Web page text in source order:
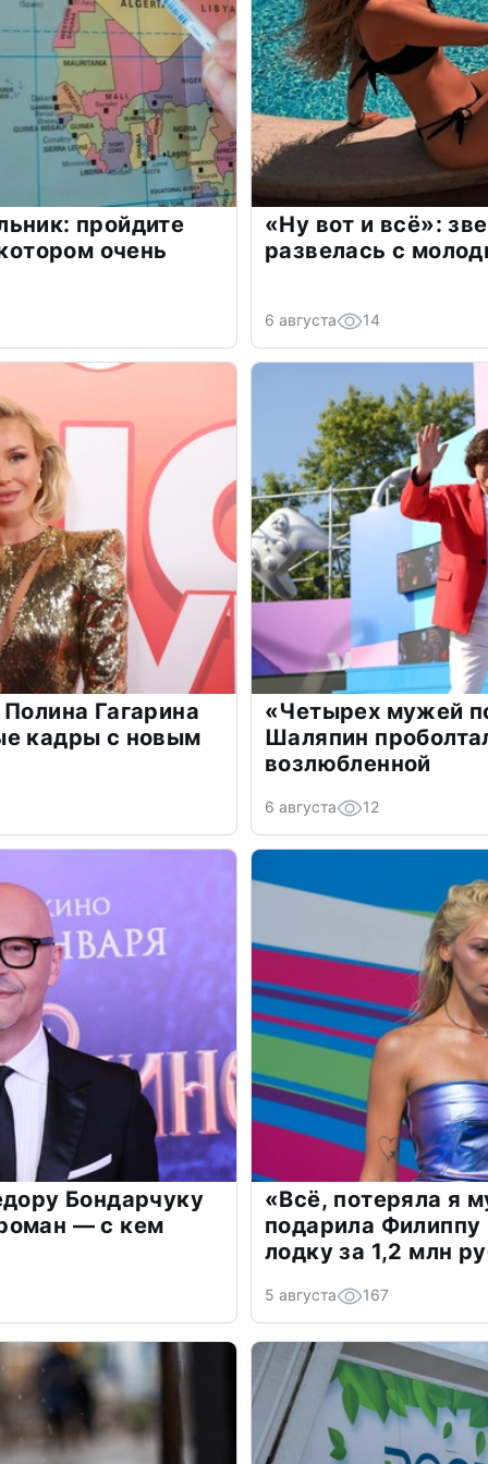
пройдите
очень
«Ну вот и всё»:
развелась с
6 августа 14
Гагарина
кадры с новым
«Четырех мужей
Шаляпин
возлюбленной
6 августа 12
Бондарчуку
— с кем
«Всё, потеряла я
подарила
лодку за 1,2 млн
5 августа 167